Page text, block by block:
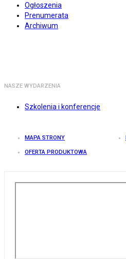
Ogłoszenia
Prenumerata
Archiwum
NASZE WYDARZENIA
Szkolenia i konferencje
MAPA STRONY
OFERTA PRODUKTOWA